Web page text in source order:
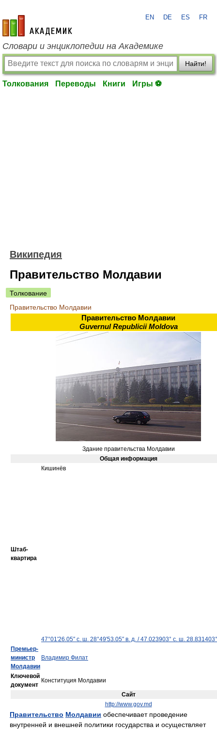
academic.ru
EN DE ES FR
Словари и энциклопедии на Академике
Найти!
Толкования Переводы Книги Игры ⚽
Википедия
Правительство Молдавии
Толкование
Правительство Молдавии
Правительство Молдавии
Guvernul Republicii Moldova
Здание правительства Молдавии
Общая информация
Штаб-
квартира
Кишинёв
47°01′26.05″ с. ш. 28°49′53.05″ в. д. /47.023903° с. ш.
Премьер-
министр
Молдавии
Владимир Филат
Ключевой
документ
Конституция Молдавии
Сайт
http://www.gov.md
Правительство Молдавии обеспечивает проведение
внутренней и внешней политики государства и осуществляет